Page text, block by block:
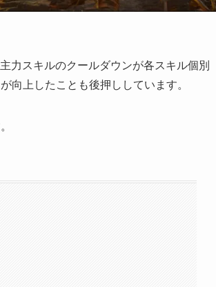
力スキルのクールダウンが各スキル個別
向上したことも後押ししています。